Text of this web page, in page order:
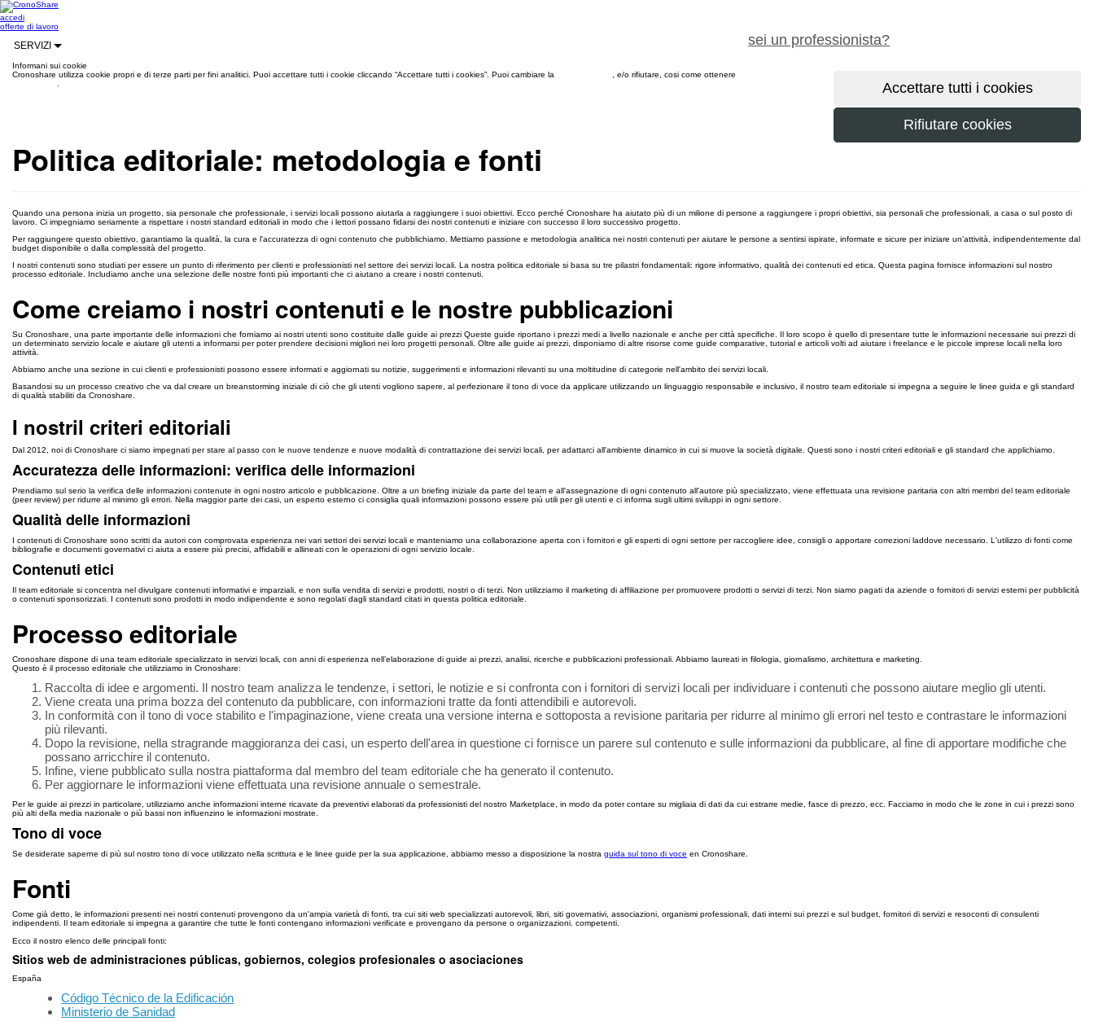
accedi
sei un professionista?
offerte di lavoro
SERVIZI
Informani sui cookie
Cronoshare utilizza cookie propri e di terze parti per fini analitici. Puoi accettare tutti i cookie cliccando “Accettare tutti i cookies”. Puoi cambiare la
, e/o rifiutare, cosi come ottenere
Politica editoriale: metodologia e fonti
Quando una persona inizia un progetto, sia personale che professionale, i servizi locali possono aiutarla a raggiungere i suoi obiettivi. Ecco perché Cronoshare ha aiutato più di un milione di persone a raggiungere i propri obiettivi, sia personali che professionali, a casa o sul posto di
lavoro. Ci impegniamo seriamente a rispettare i nostri standard editoriali in modo che i lettori possano fidarsi dei nostri contenuti e iniziare con successo il loro successivo progetto.
Per raggiungere questo obiettivo, garantiamo la qualità, la cura e l'accuratezza di ogni contenuto che pubblichiamo. Mettiamo passione e metodologia analitica nei nostri contenuti per aiutare le persone a sentirsi ispirate, informate e sicure per iniziare un'attività, indipendentemente dal
budget disponibile o dalla complessità del progetto.
I nostri contenuti sono studiati per essere un punto di riferimento per clienti e professionisti nel settore dei servizi locali. La nostra politica editoriale si basa su tre pilastri fondamentali: rigore informativo, qualità dei contenuti ed etica. Questa pagina fornisce informazioni sul nostro
processo editoriale. Includiamo anche una selezione delle nostre fonti più importanti che ci aiutano a creare i nostri contenuti.
Come creiamo i nostri contenuti e le nostre pubblicazioni
Su Cronoshare, una parte importante delle informazioni che forniamo ai nostri utenti sono costituite dalle guide ai prezzi Queste guide riportano i prezzi medi a livello nazionale e anche per città specifiche. Il loro scopo è quello di presentare tutte le informazioni necessarie sui prezzi di
un determinato servizio locale e aiutare gli utenti a informarsi per poter prendere decisioni migliori nei loro progetti personali. Oltre alle guide ai prezzi, disponiamo di altre risorse come guide comparative, tutorial e articoli volti ad aiutare i freelance e le piccole imprese locali nella loro
attività.
Abbiamo anche una sezione in cui clienti e professionisti possono essere informati e aggiornati su notizie, suggerimenti e informazioni rilevanti su una moltitudine di categorie nell'ambito dei servizi locali.
Basandosi su un processo creativo che va dal creare un breanstorming iniziale di ciò che gli utenti vogliono sapere, al perfezionare il tono di voce da applicare utilizzando un linguaggio responsabile e inclusivo, il nostro team editoriale si impegna a seguire le linee guida e gli standard
di qualità stabiliti da Cronoshare.
I nostril criteri editoriali
Dal 2012, noi di Cronoshare ci siamo impegnati per stare al passo con le nuove tendenze e nuove modalità di contrattazione dei servizi locali, per adattarci all'ambiente dinamico in cui si muove la società digitale. Questi sono i nostri criteri editoriali e gli standard che applichiamo.
Accuratezza delle informazioni: verifica delle informazioni
Prendiamo sul serio la verifica delle informazioni contenute in ogni nostro articolo e pubblicazione. Oltre a un briefing iniziale da parte del team e all'assegnazione di ogni contenuto all'autore più specializzato, viene effettuata una revisione paritaria con altri membri del team editoriale
(peer review) per ridurre al minimo gli errori. Nella maggior parte dei casi, un esperto esterno ci consiglia quali informazioni possono essere più utili per gli utenti e ci informa sugli ultimi sviluppi in ogni settore.
Qualità delle informazioni
I contenuti di Cronoshare sono scritti da autori con comprovata esperienza nei vari settori dei servizi locali e manteniamo una collaborazione aperta con i fornitori e gli esperti di ogni settore per raccogliere idee, consigli o apportare correzioni laddove necessario. L'utilizzo di fonti come
bibliografie e documenti governativi ci aiuta a essere più precisi, affidabili e allineati con le operazioni di ogni servizio locale.
Contenuti etici
Il team editoriale si concentra nel divulgare contenuti informativi e imparziali, e non sulla vendita di servizi e prodotti, nostri o di terzi. Non utilizziamo il marketing di affiliazione per promuovere prodotti o servizi di terzi. Non siamo pagati da aziende o fornitori di servizi esterni per pubblicità
o contenuti sponsorizzati. I contenuti sono prodotti in modo indipendente e sono regolati dagli standard citati in questa politica editoriale.
Processo editoriale
Cronoshare dispone di una team editoriale specializzato in servizi locali, con anni di esperienza nell’elaborazione di guide ai prezzi, analisi, ricerche e pubblicazioni professionali. Abbiamo laureati in filologia, giornalismo, architettura e marketing.
Questo è il processo editoriale che utilizziamo in Cronoshare:
Raccolta di idee e argomenti. Il nostro team analizza le tendenze, i settori, le notizie e si confronta con i fornitori di servizi locali per individuare i contenuti che possono aiutare meglio gli utenti.
Viene creata una prima bozza del contenuto da pubblicare, con informazioni tratte da fonti attendibili e autorevoli.
In conformità con il tono di voce stabilito e l'impaginazione, viene creata una versione interna e sottoposta a revisione paritaria per ridurre al minimo gli errori nel testo e contrastare le informazioni
più rilevanti.
Dopo la revisione, nella stragrande maggioranza dei casi, un esperto dell'area in questione ci fornisce un parere sul contenuto e sulle informazioni da pubblicare, al fine di apportare modifiche che
possano arricchire il contenuto.
Infine, viene pubblicato sulla nostra piattaforma dal membro del team editoriale che ha generato il contenuto.
Per aggiornare le informazioni viene effettuata una revisione annuale o semestrale.
Per le guide ai prezzi in particolare, utilizziamo anche informazioni interne ricavate da preventivi elaborati da professionisti del nostro Marketplace, in modo da poter contare su migliaia di dati da cui estrarre medie, fasce di prezzo, ecc. Facciamo in modo che le zone in cui i prezzi sono
più alti della media nazionale o più bassi non influenzino le informazioni mostrate.
Tono di voce
Se desiderate saperne di più sul nostro tono di voce utilizzato nella scrittura e le linee guide per la sua applicazione, abbiamo messo a disposizione la nostra guida sul tono di voce en Cronoshare.
Fonti
Come già detto, le informazioni presenti nei nostri contenuti provengono da un'ampia varietà di fonti, tra cui siti web specializzati autorevoli, libri, siti governativi, associazioni, organismi professionali, dati interni sui prezzi e sul budget, fornitori di servizi e resoconti di consulenti
indipendenti. Il team editoriale si impegna a garantire che tutte le fonti contengano informazioni verificate e provengano da persone o organizzazioni. competenti.
Ecco il nostro elenco delle principali fonti:
Sitios web de administraciones públicas, gobiernos, colegios profesionales o asociaciones
España
Código Técnico de la Edificación
Ministerio de Sanidad